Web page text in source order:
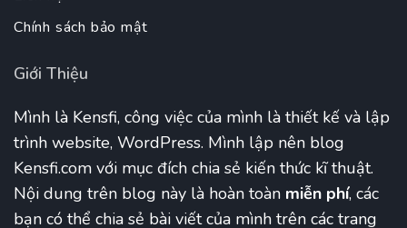
Chính sách bảo mật
Giới Thiệu
Mình là Kensfi, công việc của mình là thiết kế và lập
trình website, WordPress. Mình lập nên blog
Kensfi.com với mục đích chia sẻ kiến thức kĩ thuật.
Nội dung trên blog này là hoàn toàn miễn phí, các
bạn có thể chia sẻ bài viết của mình trên các trang